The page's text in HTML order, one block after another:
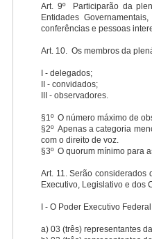
Art. 9º Participarão da
Entidades
conferências e pessoas
Art. 10. Os membros da
I - delegados;
II - convidados;
III - observadores.
§1º O número máximo de
§2º Apenas a categoria
com o direito de voz.
§3º O quorum mínimo para
Art. 11. Serão
Executivo, Legislativo e dos
I - O Poder Executivo
a) 03 (três) representantes